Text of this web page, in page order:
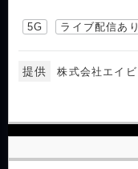
5G ライブ配信あり
提供 株式会社エイビ